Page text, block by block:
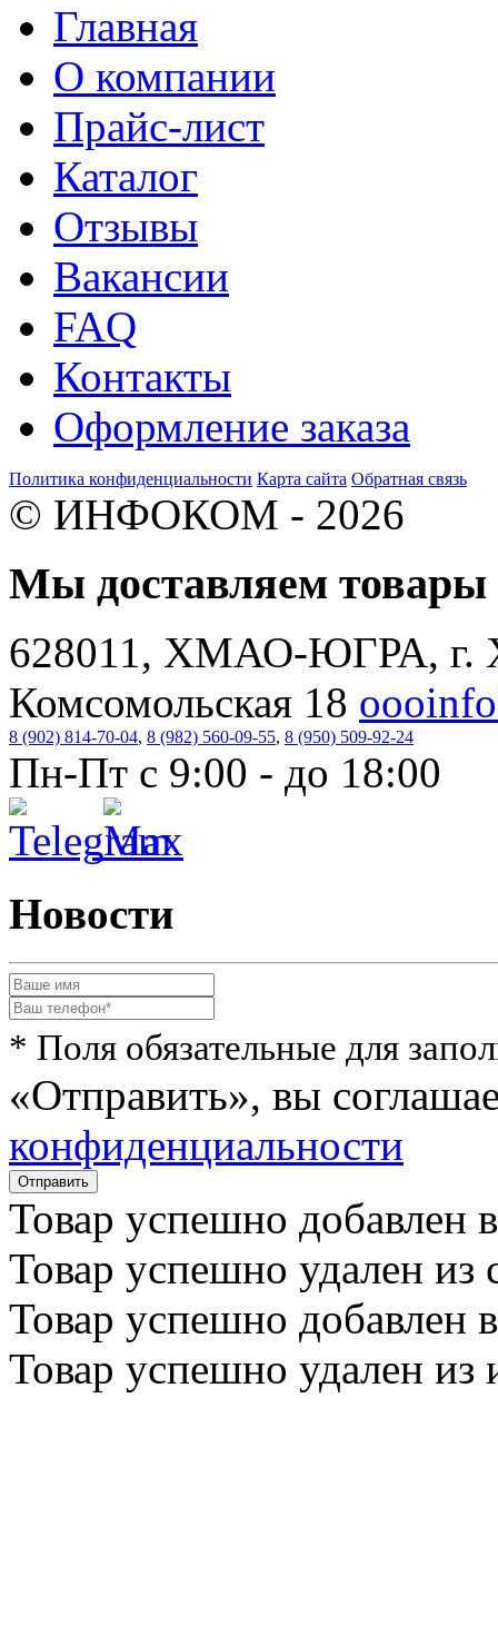
Главная
О компании
Прайс-лист
Каталог
Отзывы
Вакансии
FAQ
Контакты
Оформление заказа
Политика конфиденциальности Карта сайта Обратная связь
© ИНФОКОМ - 2026
Мы доставляем
628011, ХМАО-ЮГРА, г.
Комсомольская 18
8 (902) 814-70-04, 8 (982) 560-09-55, 8 (950) 509-92-24
Пн-Пт с 9:00 - до 18:00
Новости
* Поля обязательные для
«Отправить», вы
конфиденциальности
Товар успешно добавлен
Товар успешно удален из
Товар успешно добавлен
Товар успешно удален из